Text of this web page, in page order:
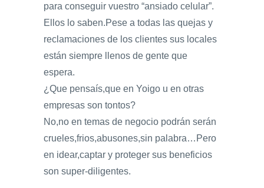
para conseguir vuestro “ansiado celular”.
Ellos lo saben.Pese a todas las quejas y
reclamaciones de los clientes sus locales
están siempre llenos de gente que
espera.
¿Que pensaís,que en Yoigo u en otras
empresas son tontos?
No,no en temas de negocio podrán serán
crueles,frios,abusones,sin palabra…Pero
en idear,captar y proteger sus beneficios
son super-diligentes.